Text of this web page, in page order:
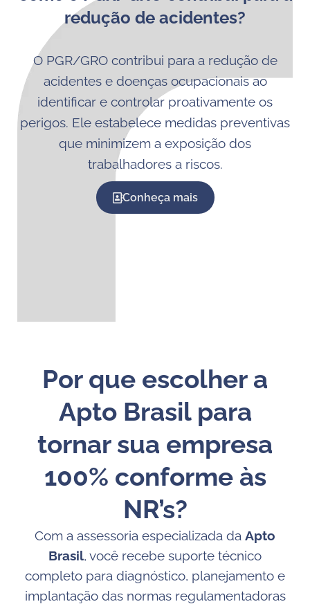
redução de acidentes?
O PGR/GRO contribui para a redução de
acidentes e doenças ocupacionais ao
identificar e controlar proativamente os
perigos. Ele estabelece medidas preventivas
que minimizem a exposição dos
trabalhadores a riscos.
Conheça mais
Por que escolher a
Apto Brasil para
tornar sua empresa
100% conforme às
NR’s?
Com a assessoria especializada da Apto
Brasil, você recebe suporte técnico
completo para diagnóstico, planejamento e
implantação das normas regulamentadoras